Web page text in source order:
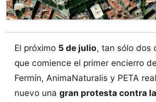
El próximo 5 de julio, tan sólo dos
que comience el primer encierro
Fermín, AnimaNaturalis y PETA
nuevo una gran protesta contra